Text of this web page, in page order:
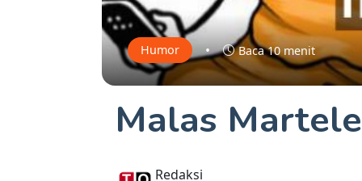
Humor • Baca 10 menit
Malas
Redaksi